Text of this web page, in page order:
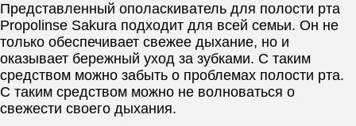
Представленный ополаскиватель для полости рта
Propolinse Sakura подходит для всей семьи. Он не
только обеспечивает свежее дыхание, но и
оказывает бережный уход за зубками. С таким
средством можно забыть о проблемах полости рта.
С таким средством можно не волноваться о
свежести своего дыхания.